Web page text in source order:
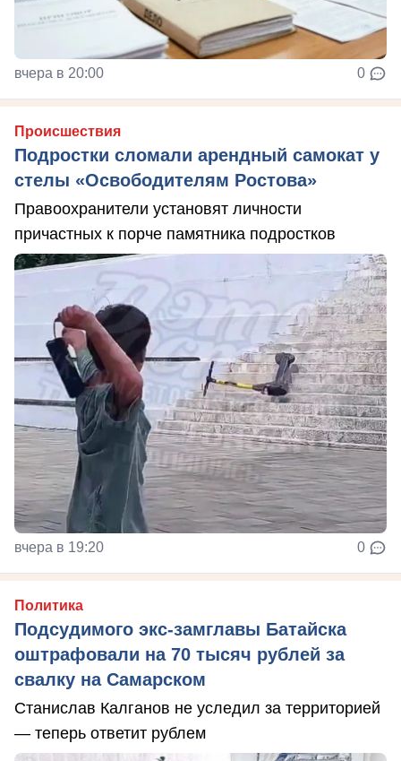
вчера в 20:00 0
Происшествия
Подростки сломали арендный самокат у
стелы «Освободителям Ростова»
Правоохранители установят личности
причастных к порче памятника подростков
вчера в 19:20 0
Политика
Подсудимого экс-замглавы Батайска
оштрафовали на 70 тысяч рублей за
свалку на Самарском
Станислав Калганов не уследил за территорией
— теперь ответит рублем